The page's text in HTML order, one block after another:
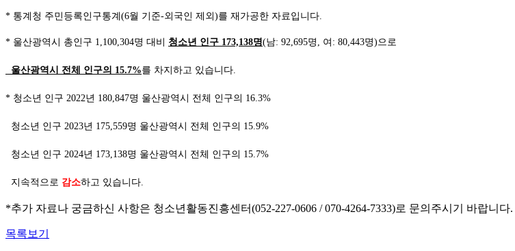
* 통계청 주민등록인구통계(6월 기준-외국인 제외)를 재가공한 자료입니다.
* 울산광역시 총인구 1,100,304명 대비 청소년 인구 173,138명(남: 92,695명 , 여 : 80,443명)으로
울산광역시 전체 인구의 15.7%를 차지하고 있습니다.
* 청소년 인구 2022년 180,847명 울산광역시 전체 인구의 16.3%
청소년 인구 2023년 175,559명 울산광역시 전체 인구의 15.9%
청소년 인구 2024년 173,138명 울산광역시 전체 인구의 15.7%
지속적으로 감소하고 있습니다.
*추가 자료나 궁금하신 사항은 청소년활동진흥센터(052-227-0606 / 070-4264-7333)로 문의주시기 바랍니다.
목록보기